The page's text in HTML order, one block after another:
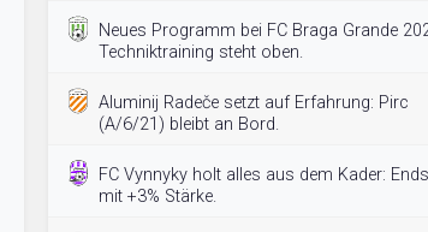
Neues Programm bei FC Braga Grande
Techniktraining steht oben.
Aluminij Radeče setzt auf Erfahrung: Pirc
(A/6/21) bleibt an Bord.
FC Vynnyky holt alles aus dem Kader:
mit +3% Stärke.